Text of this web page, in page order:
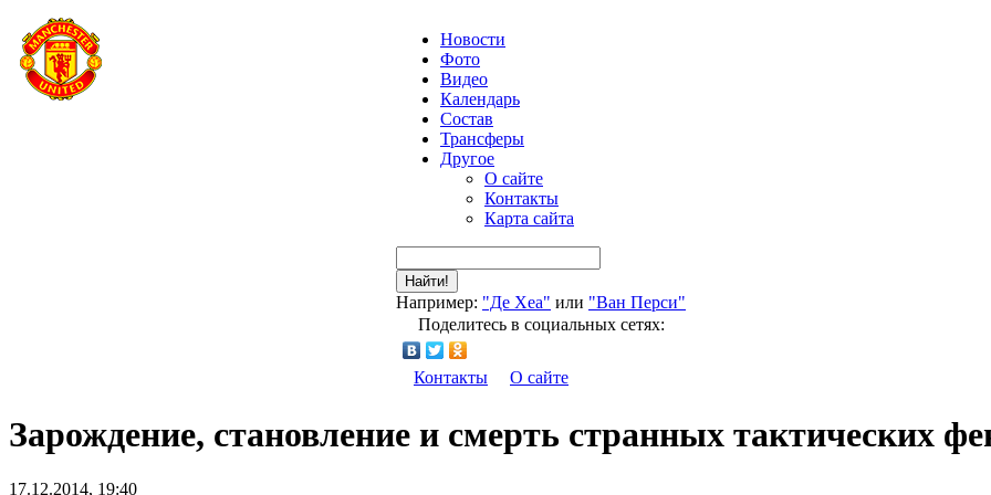
Новости
Фото
Видео
Календарь
Состав
Трансферы
Другое
О сайте
Контакты
Карта сайта
Найти!
Например: "Де Хеа" или "Ван Перси"
Поделитесь в социальных сетях:
Контакты О сайте
Зарождение, становление и смерть странных тактических
17.12.2014, 19:40